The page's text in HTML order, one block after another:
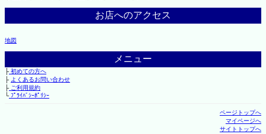
お店へのアクセス
地図
メニュー
├初めての方へ
├ よくあるお問い合わせ
├ご利用規約
└ﾌﾟﾗｲﾊﾞｼｰﾎﾟﾘｼｰ
ページトップへ
マイページへ
サイトトップへ